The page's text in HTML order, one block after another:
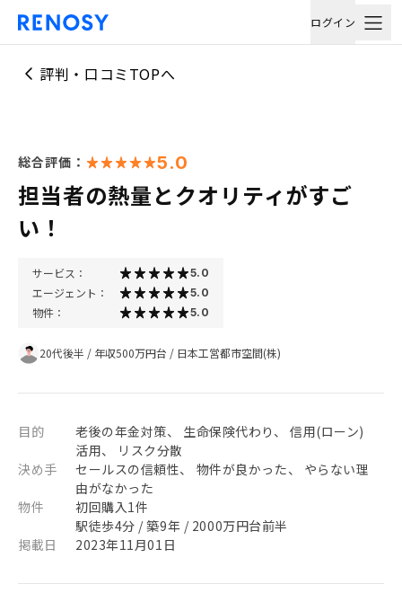
ログイン
評判・口コミTOPへ
総合評価： 5.0
担当者の熱量とクオリティがすご
い！
サービス： 5.0
エージェント： 5.0
物件： 5.0
20代後半 / 年収500万円台 / 日本工営都市空間(株)
目的
老後の年金対策、 生命保険代わり、 信用(ローン)
活用、 リスク分散
決め手
セールスの信頼性、 物件が良かった、 やらない理
由がなかった
物件
初回購入1件
駅徒歩4分 / 築9年 / 2000万円台前半
掲載日
2023年11月01日